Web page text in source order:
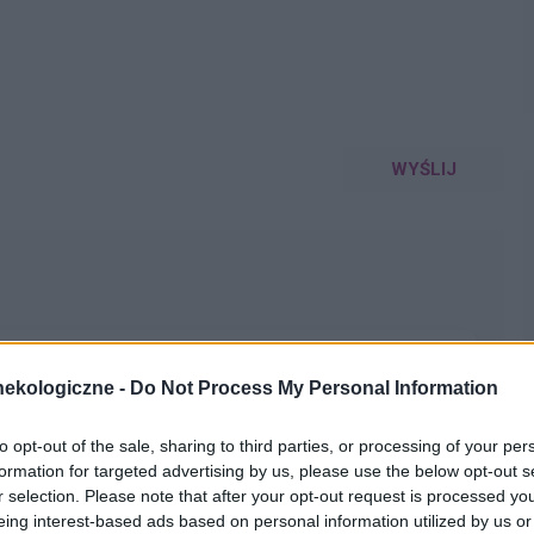
- Do Not Process My Personal Information
opt-out of the sale, sharing to third parties, or processing of your
for targeted advertising by us, please use the below opt-out
selection. Please note that after your opt-out request is processed
interest-based ads based on personal information utilized by us
WYŚLIJ
I mam taką wydzielinę z pochwy, nie ma
lekki dyskomfort. Czy polecacie w tym
do ginekologa odwlekłe, próbowałam nasiadówki z
powoduje u mnie pieczenie. Proszę o pomoc.